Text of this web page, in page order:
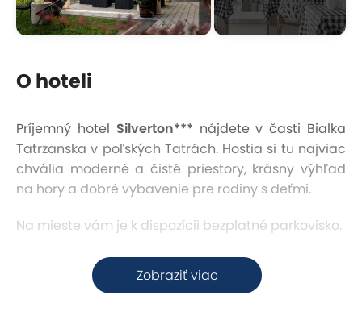
Zobraziť viac
O hoteli
Príjemný hotel Silverton*** nájdete v časti Bialka
Tatrzanska v poľských Tatrách. Hostia si tu najviac
chvália moderné a čisté priestory, krásny výhľad
na hory a dobré vybavenie pre rodiny s deťmi.
Na mieste vám je k dispozícii bezplatné parkovisko.
V okolí hotela sa nachádzamnožstvo lyžiarskych
, napríklad Hornikowy Wierch (iba 650